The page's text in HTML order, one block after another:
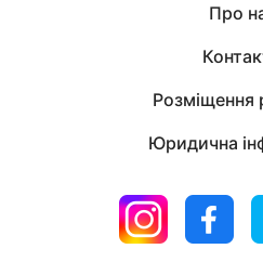
Про
Розміщення
Юридична